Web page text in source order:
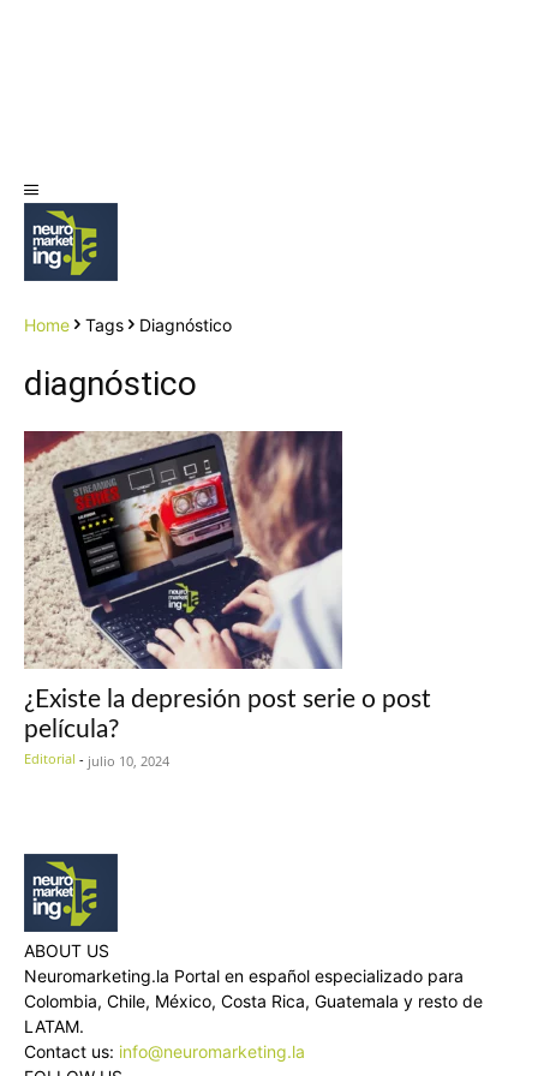
Home Tags Diagnóstico
diagnóstico
¿Existe la depresión post serie o post
película?
Editorial - julio 10, 2024
ABOUT US
Neuromarketing.la Portal en español especializado para
Colombia, Chile, México, Costa Rica, Guatemala y resto de
LATAM.
Contact us: info@neuromarketing.la